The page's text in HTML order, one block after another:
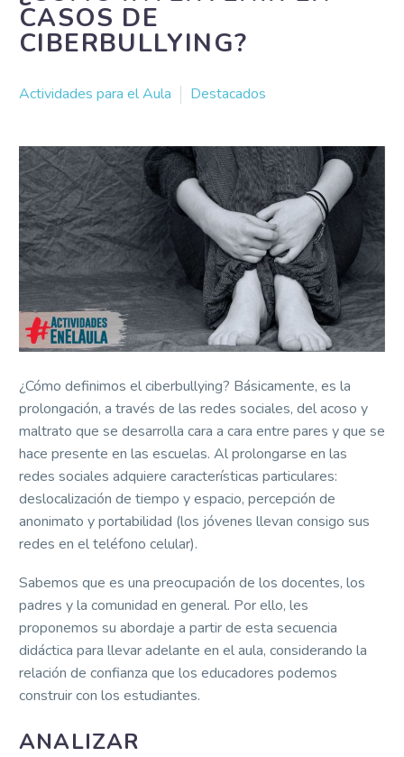
CASOS DE
CIBERBULLYING?
Actividades para el Aula Destacados
¿Cómo definimos el ciberbullying? Básicamente, es la
prolongación, a través de las redes sociales, del acoso y
maltrato que se desarrolla cara a cara entre pares y que se
hace presente en las escuelas. Al prolongarse en las
redes sociales adquiere características particulares:
deslocalización de tiempo y espacio, percepción de
anonimato y portabilidad (los jóvenes llevan consigo sus
redes en el teléfono celular).
Sabemos que es una preocupación de los docentes, los
padres y la comunidad en general. Por ello, les
proponemos su abordaje a partir de esta secuencia
didáctica para llevar adelante en el aula, considerando la
relación de confianza que los educadores podemos
construir con los estudiantes.
ANALIZAR